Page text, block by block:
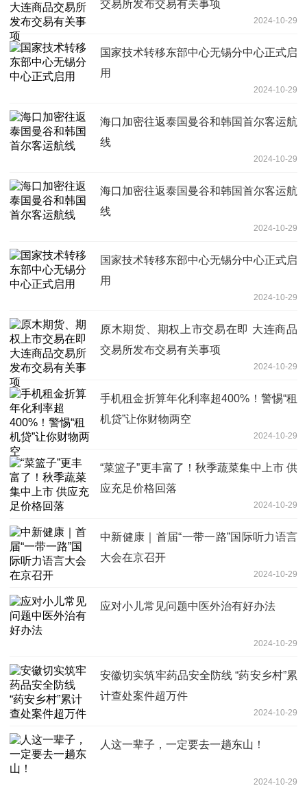
交易所发布交易有关事项
2024-10-29
国家技术转移东部中心无锡分中心正式启
用
2024-10-29
海口加密往返泰国曼谷和韩国首尔客运航
线
2024-10-29
海口加密往返泰国曼谷和韩国首尔客运航
线
2024-10-29
国家技术转移东部中心无锡分中心正式启
用
2024-10-29
原木期货、期权上市交易在即 大连商品
交易所发布交易有关事项
2024-10-29
手机租金折算年化利率超400%！警惕“租
机贷”让你财物两空
2024-10-29
“菜篮子”更丰富了！秋季蔬菜集中上市 供
应充足价格回落
2024-10-29
中新健康｜首届“一带一路”国际听力语言
大会在京召开
2024-10-29
应对小儿常见问题中医外治有好办法
2024-10-29
安徽切实筑牢药品安全防线 “药安乡村”累
计查处案件超万件
2024-10-29
人这一辈子，一定要去一趟东山！
2024-10-29